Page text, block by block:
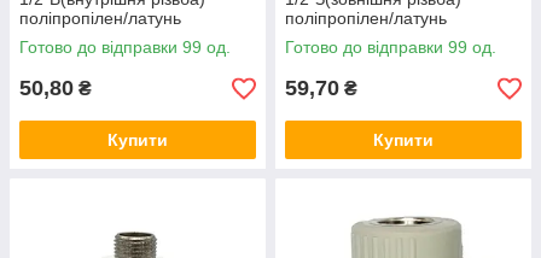
поліпропілен/латунь
PPR,білий колір Asco®
Готово до відправки 99 од.
50,80 ₴
Купити
поліпропілен/латунь
PPR,білий колір Asco®
Готово до відправки 99 од.
59,70 ₴
Купити